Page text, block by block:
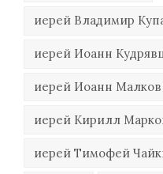
иерей Владимир
иерей Иоанн
иерей Иоанн Малков
иерей Кирилл
иерей Тимофей